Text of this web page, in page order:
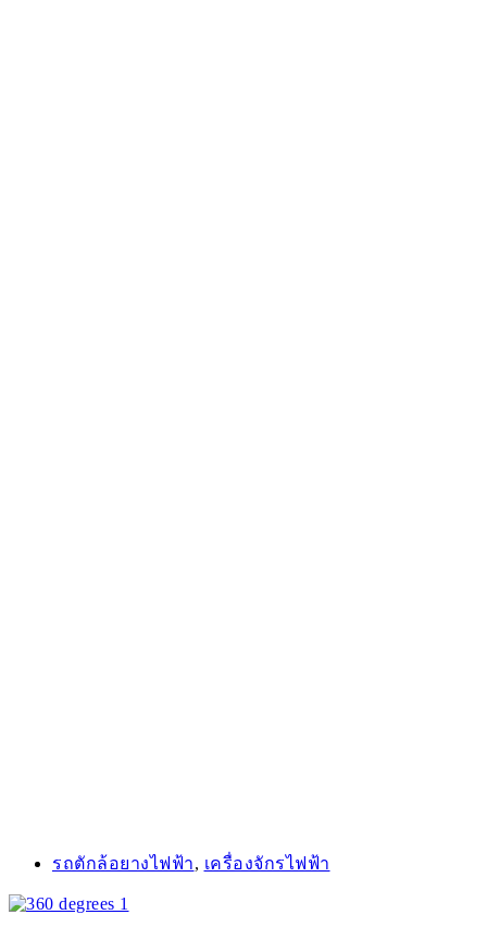
รถตักล้อยางไฟฟ้า, เครื่องจักรไฟฟ้า